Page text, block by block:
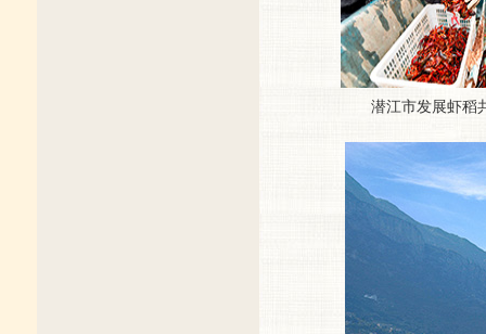
潜江市发展虾稻